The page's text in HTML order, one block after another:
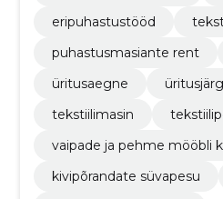
eripuhastustööd
puhastusmasiante rent
üritusaegne
tekstiilimasin
vaipade ja pehme mööbli
kivipõrandate süvapesu